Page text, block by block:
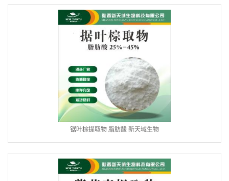
锯叶棕提取物 脂肪酸 新天域生物